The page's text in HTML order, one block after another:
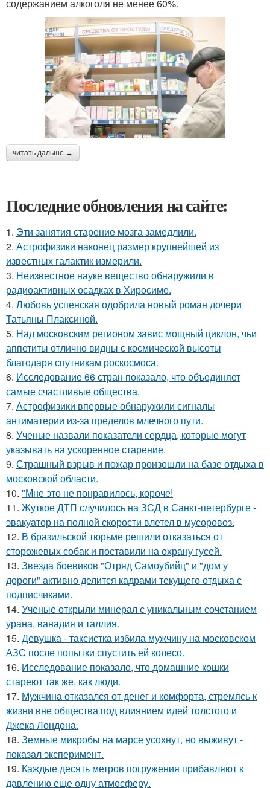
содержанием алкоголя не менее 60%.
читать дальше →
Последние обновления на сайте:
1. Эти занятия старение мозга замедлили.
2. Астрофизики наконец размер крупнейшей из
известных галактик измерили.
3. Неизвестное науке вещество обнаружили в
радиоактивных осадках в Хиросиме.
4. Любовь успенская одобрила новый роман дочери
Татьяны Плаксиной.
5. Над московским регионом завис мощный циклон, чьи
аппетиты отлично видны с космической высоты
благодаря спутникам роскосмоса.
6. Исследование 66 стран показало, что объединяет
самые счастливые общества.
7. Астрофизики впервые обнаружили сигналы
антиматерии из-за пределов млечного пути.
8. Ученые назвали показатели сердца, которые могут
указывать на ускоренное старение.
9. Страшный взрыв и пожар произошли на базе отдыха в
московской области.
10. "Мне это не понравилось, короче!
11. Жуткое ДТП случилось на ЗСД в Санкт-петербурге -
эвакуатор на полной скорости влетел в мусоровоз.
12. В бразильской тюрьме решили отказаться от
сторожевых собак и поставили на охрану гусей.
13. Звезда боевиков "Отряд Самоубийц" и "дом у
дороги" активно делится кадрами текущего отдыха с
подписчиками.
14. Ученые открыли минерал с уникальным сочетанием
урана, ванадия и таллия.
15. Девушка - таксистка избила мужчину на московском
АЗС после попытки спустить ей колесо.
16. Исследование показало, что домашние кошки
стареют так же, как люди.
17. Мужчина отказался от денег и комфорта, стремясь к
жизни вне общества под влиянием идей толстого и
Джека Лондона.
18. Земные микробы на марсе усохнут, но выживут -
показал эксперимент.
19. Каждые десять метров погружения прибавляют к
давлению еще одну атмосферу.